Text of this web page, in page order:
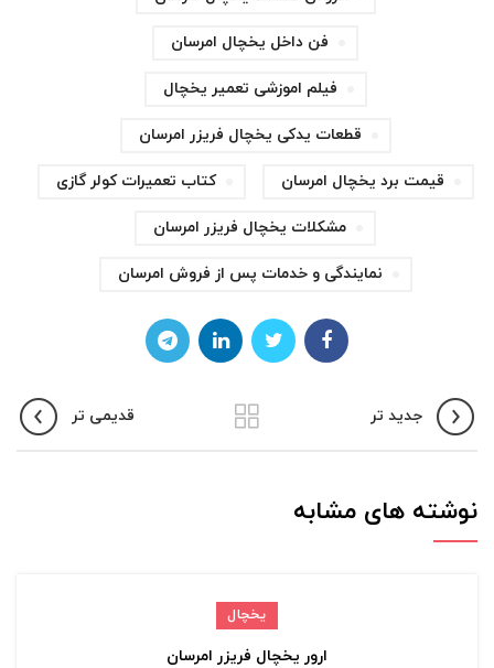
فن داخل یخچال امرسان
فیلم اموزشی تعمیر یخچال
قطعات یدکی یخچال فریزر امرسان
قیمت برد یخچال امرسان کتاب تعمیرات کولر گازی
مشکلات یخچال فریزر امرسان
نمایندگی و خدمات پس از فروش امرسان
جدید تر قدیمی تر
نوشته های مشابه
یخچال
ارور یخچال فریزر امرسان